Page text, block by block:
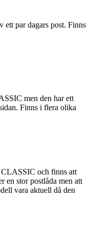
ett par dagars post. Finns
men den har ett
Finns i flera olika
och finns att
en stor postlåda men att
vara aktuell då den